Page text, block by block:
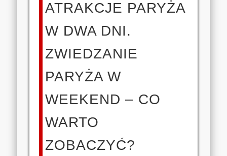
ATRAKCJE PARYŻA
W DWA DNI.
ZWIEDZANIE
PARYŻA W
WEEKEND – CO
WARTO
ZOBACZYĆ?